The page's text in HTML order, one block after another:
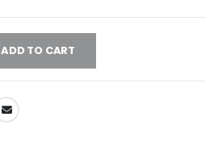
ADD TO CART